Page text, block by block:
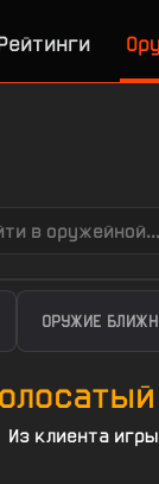
ОРУЖИЕ
Из клиента